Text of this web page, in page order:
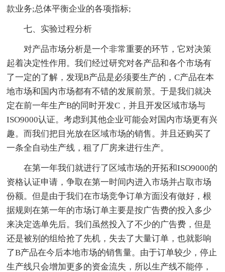
款业务;总体平衡企业的各项指标;
七、实验过程分析
对产品市场分析是一个非常重要的环节，它对决策
起着决定性作用。我们经过研究对各产品和各个市场有
了一定的了解，发现B产品是必须要生产的，C产品在本
地市场和国内市场都有不错的发展前景。于是我们就决
定在前一年生产B的同时开发C，并且开发区域市场与
ISO9000认证。考虑到其他企业可能会对国内市场更有兴
趣。而我们把目光放在区域市场的销售。并且还购买了
一条全自动生产线，租了厂房来进行生产。
在第一年我们就进行了区域市场的开拓和ISO9000的
资格认证申请，争取在第一时间内进入市场并占取市场
份额。但是由于我们在市场竞争订单方面没有做好，根
据规则在第一年的市场订单主要是按广告费的投入多少
来决定选单先后。我们虽然投入了不少的广告费，但是
还是被别的组给抢了先机，失去了大量订单，也就影响
了B产品在今后本地市场的销售量。由于订单较少，停止
生产线只会增加更多的资金流失，所以生产线不能停，